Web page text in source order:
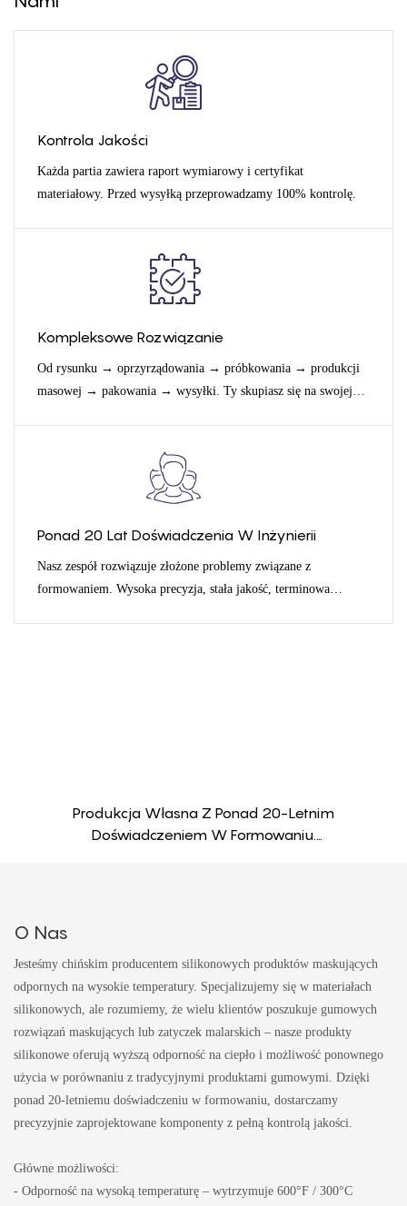
Kontrola Jakości
Każda partia zawiera raport wymiarowy i certyfikat
materiałowy. Przed wysyłką przeprowadzamy 100% kontrolę.
Kompleksowe Rozwiązanie
Od rysunku → oprzyrządowania → próbkowania → produkcji
masowej → pakowania → wysyłki. Ty skupiasz się na swojej
Ponad 20 Lat Doświadczenia W Inżynierii
Nasz zespół rozwiązuje złożone problemy związane z
formowaniem. Wysoka precyzja, stała jakość, terminowa
Produkcja Własna Z Ponad 20-Letnim
Doświadczeniem W Formowaniu.
O Nas
Jesteśmy chińskim producentem silikonowych produktów maskujących
odpornych na wysokie temperatury. Specjalizujemy się w materiałach
silikonowych, ale rozumiemy, że wielu klientów poszukuje gumowych
rozwiązań maskujących lub zatyczek malarskich – nasze produkty
silikonowe oferują wyższą odporność na ciepło i możliwość ponownego
użycia w porównaniu z tradycyjnymi produktami gumowymi. Dzięki
ponad 20-letniemu doświadczeniu w formowaniu, dostarczamy
precyzyjnie zaprojektowane komponenty z pełną kontrolą jakości.
Główne możliwości:
- Odporność na wysoką temperaturę – wytrzymuje 600°F / 300°C